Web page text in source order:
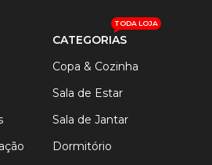
CATEGORIAS
TODA LOJA
Copa & Cozinha
Sala de Estar
Sala de Jantar
Dormitório